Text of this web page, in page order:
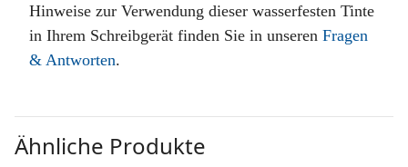
Hinweise zur Verwendung dieser wasserfesten Tinte
in Ihrem Schreibgerät finden Sie in unseren Fragen
& Antworten.
Ähnliche Produkte